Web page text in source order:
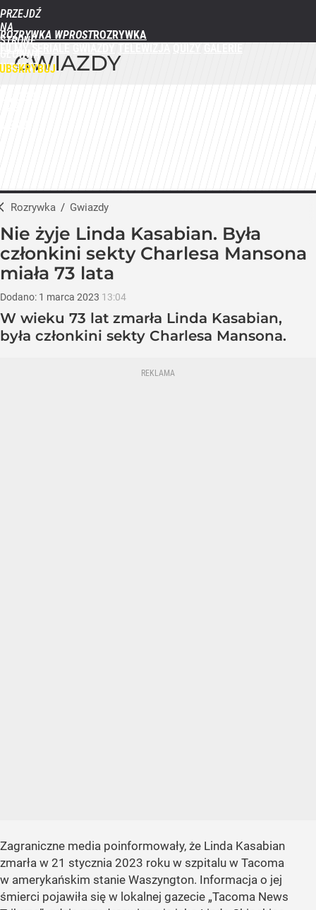
PRZEJDŹ
NA
STRONĘ
GŁÓWNĄ
WPROST.PL
ROZRYWKA WPROST
GWIAZDY
Rozrywka / Gwiazdy
Nie żyje Linda Kasabian. Była
członkini sekty Charlesa Mansona
miała 73 lata
Dodano: 1 marca 2023 13:04
W wieku 73 lat zmarła Linda Kasabian,
była członkini sekty Charlesa Mansona.
Zagraniczne media poinformowały, że Linda Kasabian
zmarła w 21 stycznia 2023 roku w szpitalu w Tacoma
w amerykańskim stanie Waszyngton. Informacja o jej
śmierci pojawiła się w lokalnej gazecie „Tacoma News